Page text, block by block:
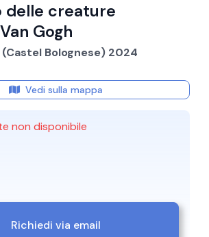
delle creature
Gogh
(Castel Bolognese) 2024
Vedi sulla mappa
non disponibile
Richiedi via email